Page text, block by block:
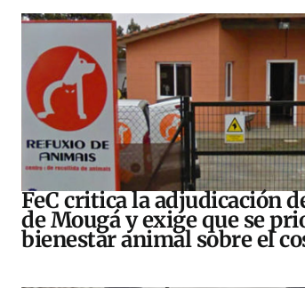
FeC critica la adjudicación
de Mougá y exige que se
bienestar animal sobre el